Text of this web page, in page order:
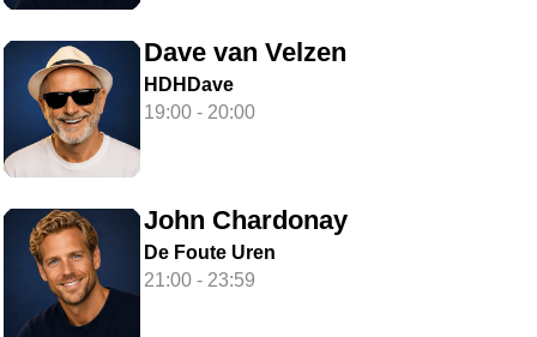
Dave van Velzen
HDHDave
19:00 - 20:00
John Chardonay
De Foute Uren
21:00 - 23:59